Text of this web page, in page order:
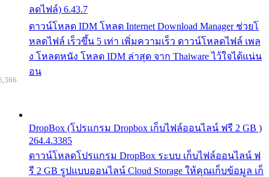
ลดไฟล์) 6.43.7
ดาวน์โหลด IDM โหลด Internet Download Manager ช่วยโ
หลดไฟล์ เร็วขึ้น 5 เท่า เพิ่มความเร็ว ดาวน์โหลดไฟล์ เพล
ง โหลดหนัง โหลด IDM ล่าสุด จาก Thaiware ไว้ใจได้แน่น
อน
DropBox (โปรแกรม Dropbox เก็บไฟล์ออนไลน์ ฟรี 2 GB )
264.4.3385
ดาวน์โหลดโปรแกรม DropBox ระบบ เก็บไฟล์ออนไลน์ ฟ
รี 2 GB รูปแบบออนไลน์ Cloud Storage ให้คุณเก็บข้อมูล เก็